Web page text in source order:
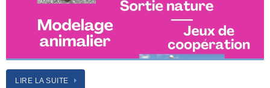
LIRE LA SUITE